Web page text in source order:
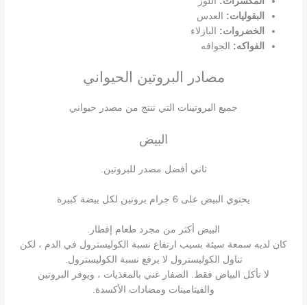
البقوليات: العدس
الخضروات: البازلاء
الفواكه: الجوافه
مصادر البروتين الحيواني
جميع البروتينات التي تنتج من مصدر حيواني
البيض
ثاني أفضل مصدر للبروتين.
يحتوي البيض على 6 جرام بروتين لكل بيضة كبيرة
البيض أكثر من مجرد طعام إفطار.
كان لديه سمعة سيئة بسبب ارتفاع نسبة الكوليسترول في الدم ، لكن
تناول الكوليسترول لا يرفع نسبة الكوليسترول.
لا تأكل البياض فقط. الصفار غني بالمغذيات ، ويوفر البروتين
والفيتامينات ومضادات الأكسدة.